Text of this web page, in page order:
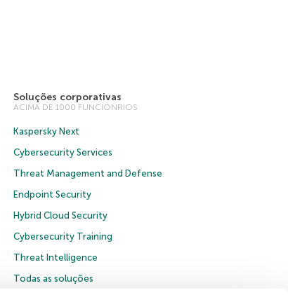
Soluções corporativas
ACIMA DE 1000 FUNCIONRIOS
Kaspersky Next
Cybersecurity Services
Threat Management and Defense
Endpoint Security
Hybrid Cloud Security
Cybersecurity Training
Threat Intelligence
Todas as soluções